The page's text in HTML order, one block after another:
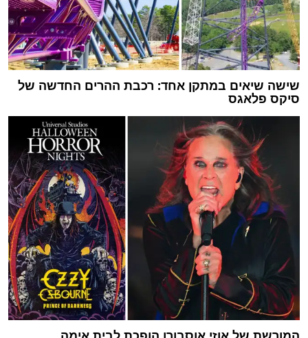
שישה שיאים במתקן אחד: רכבת ההרים החדשה של
סיקס פלאגס